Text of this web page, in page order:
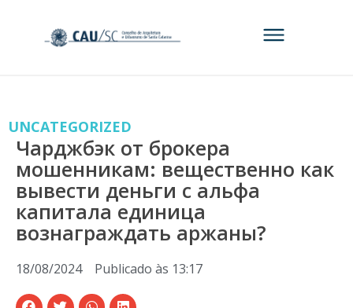
UNCATEGORIZED
Чарджбэк от брокера
мошенникам: вещественно как
вывести деньги с альфа
капитала единица
вознаграждать аржаны?
18/08/2024 Publicado às 13:17